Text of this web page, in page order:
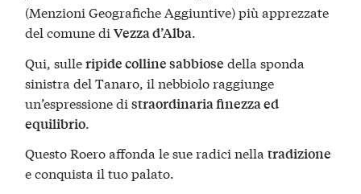
(Menzioni Geografiche Aggiuntive) più apprezzate
del comune diVezza d’Alba.
Qui, sulleripide colline sabbiose della sponda
sinistra del Tanaro, il nebbiolo raggiunge
un’espressione distraordinaria finezza ed
equilibrio.
Questo Roero affonda le sue radici nellatradizione
e conquista il tuo palato.